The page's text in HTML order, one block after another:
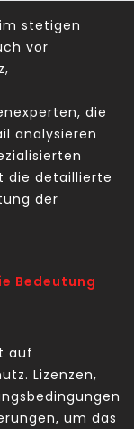
stetigen
vor
die
analysieren
die detaillierte
der
Bedeutung
auf
Lizenzen,
um das